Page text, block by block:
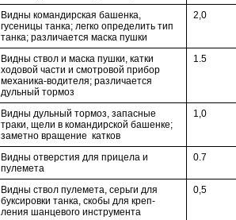
Видны командирская башенка,
гусеницы танка; легко определить тип
танка; различается маска пушки
2,0
Видны ствол и маска пушки, катки
ходовой части и смотровой при­бор
механика-водителя; различается
дульный тормоз
1.5
Видны дульный тормоз, запасные
траки, щели в командирской башенке;
заметно вращение катков
1,0
Видны отверстия для прицела и
пулемета
0.7
Видны ствол пулемета, серьги для
буксировки танка, скобы для креп­
ления шанцевого инстру­мента
0,5